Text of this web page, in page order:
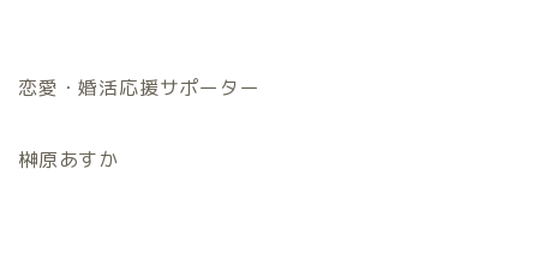
恋愛・婚活応援サポーター
榊原あすか